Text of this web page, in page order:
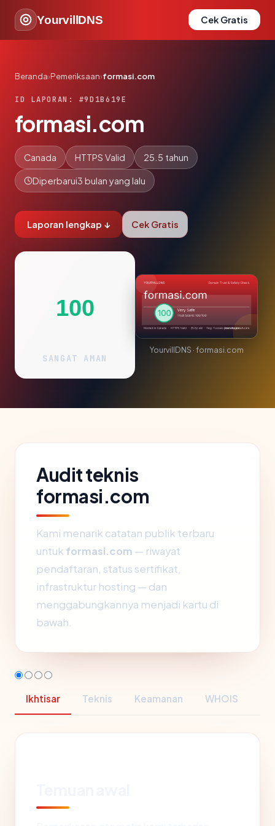
YourvillDNS Cek Gratis
Beranda›Pemeriksaan›formasi.com
ID LAPORAN: #9D1B619E
formasi.com
Canada HTTPS Valid 25.5 tahun
Diperbarui3 bulan yang lalu
Laporan lengkap ↓ Cek Gratis
100
SANGAT AMAN
YourvillDNS · formasi.com
Audit teknis
formasi.com
Kami menarik catatan publik terbaru
untuk formasi.com — riwayat
pendaftaran, status sertifikat,
infrastruktur hosting — dan
menggabungkannya menjadi kartu di
bawah.
Ikhtisar Teknis Keamanan WHOIS